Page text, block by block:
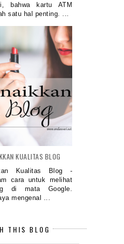
bahwa kartu ATM
satu hal penting. ...
KUALITAS BLOG
Kualitas Blog -
cara untuk melihat
di mata Google.
mengenal ...
THIS BLOG